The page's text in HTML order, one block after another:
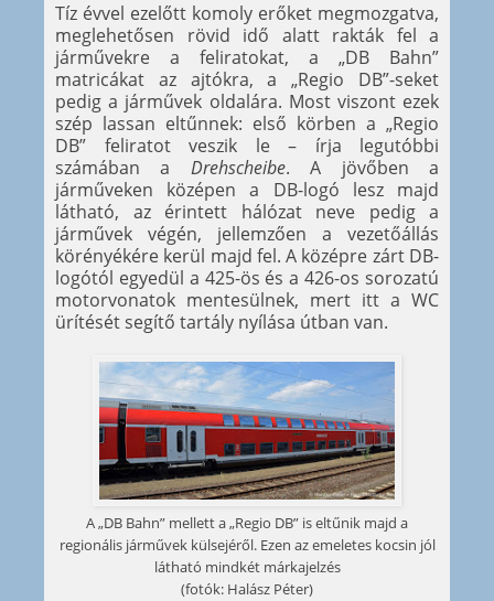
Tíz évvel ezelőtt komoly erőket megmozgatva,
meglehetősen rövid idő alatt rakták fel a
járművekre a feliratokat, a „DB Bahn”
matricákat az ajtókra, a „Regio DB”-seket
pedig a járművek oldalára. Most viszont ezek
szép lassan eltűnnek: első körben a „Regio
DB” feliratot veszik le – írja legutóbbi
számában a Drehscheibe. A jövőben a
járműveken középen a DB-logó lesz majd
látható, az érintett hálózat neve pedig a
járművek végén, jellemzően a vezetőállás
körényékére kerül majd fel. A középre zárt DB-
logótól egyedül a 425-ös és a 426-os sorozatú
motorvonatok mentesülnek, mert itt a WC
ürítését segítő tartály nyílása útban van.
A „DB Bahn” mellett a „Regio DB” is eltűnik majd a
regionális járművek külsejéről. Ezen az emeletes kocsin jól
látható mindkét márkajelzés
(fotók: Halász Péter)